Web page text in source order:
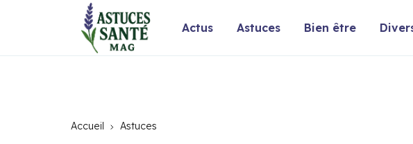
Actus Astuces Bien être
Accueil Astuces